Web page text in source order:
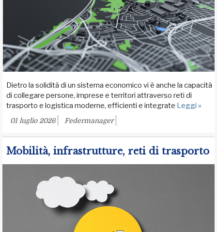
Dietro la solidità di un sistema economico vi è anche la capacità
di collegare persone, imprese e territori attraverso reti di
trasporto e logistica moderne, efficienti e integrate Leggi »
01 luglio 2026 Federmanager
Mobilità, infrastrutture, reti di trasporto